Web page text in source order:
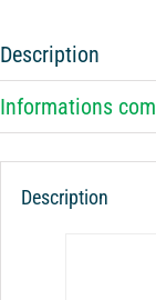
Vert
Description
Informations
Description